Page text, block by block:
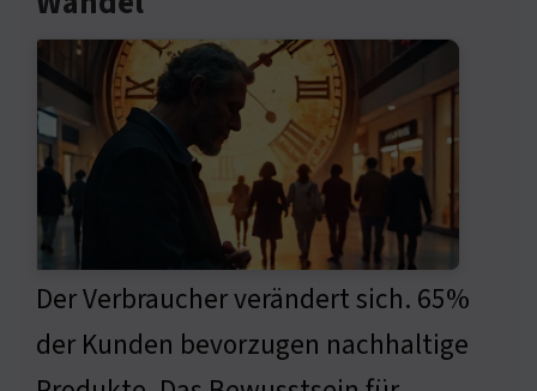
Der Verbraucher verändert sich. 65%
der Kunden bevorzugen nachhaltige